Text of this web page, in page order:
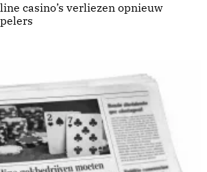
casino’s verliezen opnieuw